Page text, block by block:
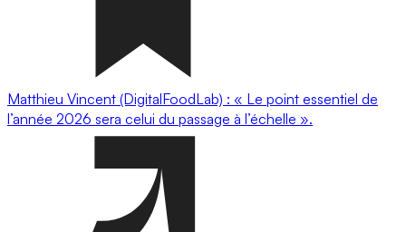
Matthieu Vincent (DigitalFoodLab) : « Le point essentiel de
l’année 2026 sera celui du passage à l’échelle ».